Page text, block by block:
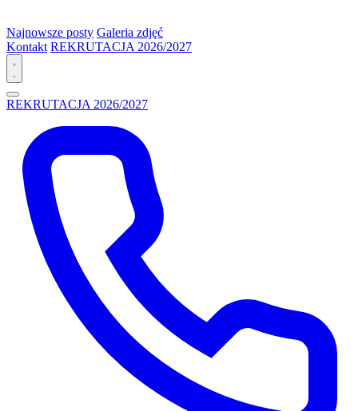
Najnowsze posty Galeria zdjęć
Kontakt REKRUTACJA 2026/2027
REKRUTACJA 2026/2027